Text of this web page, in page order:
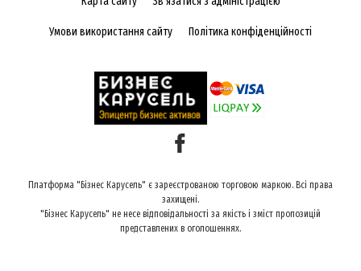
Умови використання сайту Політика конфіденційності
Платформа "Бізнес Карусель" є зареєстрованою торговою маркою. Всі права
захищені.
"Бізнес Карусель" не несе відповідальності за якість і зміст пропозицій
представлених в оголошеннях.